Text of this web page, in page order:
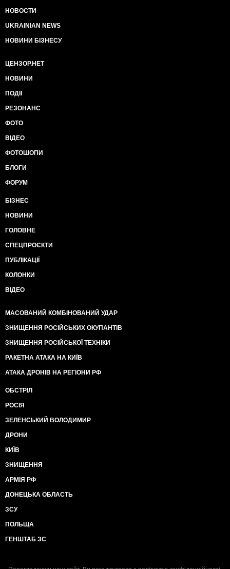
НОВОСТИ
UKRAINIAN NEWS
НОВИНИ БІЗНЕСУ
ЦЕНЗОР.НЕТ
НОВИНИ
ПОДІЇ
РЕЗОНАНС
ФОТО
ВІДЕО
ФОТОШОПИ
БЛОГИ
ФОРУМ
БІЗНЕС
НОВИНИ
ГОЛОВНЕ
СПЕЦПРОЄКТИ
ПУБЛІКАЦІЇ
КОЛОНКИ
ВІДЕО
МАСОВАНИЙ КОМБІНОВАНИЙ УДАР
ЗНИЩЕННЯ РОСІЙСЬКИХ ОКУПАНТІВ
ЗНИЩЕННЯ РОСІЙСЬКОЇ ТЕХНІКИ
РАКЕТНА АТАКА НА КИЇВ
АТАКА ДРОНІВ НА РЕГІОНИ РФ
ОБСТРІЛ
РОСІЯ
ЗЕЛЕНСЬКИЙ ВОЛОДИМИР
ДРОНИ
КИЇВ
ЗНИЩЕННЯ
АРМІЯ РФ
ДОНЕЦЬКА ОБЛАСТЬ
ЗСУ
ПОЛЬЩА
ГЕНШТАБ ЗС